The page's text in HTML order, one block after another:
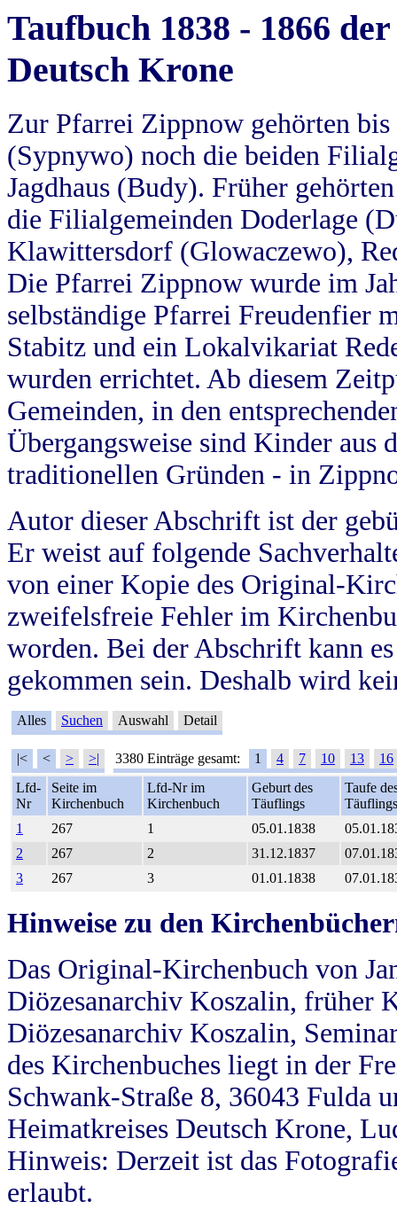
Taufbuch 1838 - 1866
Deutsch Krone
Zur Pfarrei Zippnow gehörten
(Sypnywo) noch die beiden
Jagdhaus (Budy). Früher
die Filialgemeinden Doderlage
Klawittersdorf (Glowaczewo),
Die Pfarrei Zippnow wurde im
selbständige Pfarrei Freudenfier
Stabitz und ein Lokalvikariat
wurden errichtet. Ab diesem
Gemeinden, in den
Übergangsweise sind Kinder aus
traditionellen Gründen - in
Autor dieser Abschrift ist der
Er weist auf folgende
von einer Kopie des Original-
zweifelsfreie Fehler im
worden. Bei der Abschrift kann
gekommen sein. Deshalb wird
Alles Suchen Auswahl Detail
|< < > >| 3380 Einträge gesamt: 1 4 7 10 13
16
Lfd-
Nr
Seite im
Kirchenbuch
Lfd-Nr im
Kirchenbuch
Geburt des
Täuflings
Taufe
Täuflings
1
267 1 05.01.1838
2
267 2 31.12.1837
3
267 3 01.01.1838
Hinweise zu den
Das Original-Kirchenbuch von
Diözesanarchiv Koszalin, früher
Diözesanarchiv Koszalin,
des Kirchenbuches liegt in der
Schwank-Straße 8, 36043 Fulda
Heimatkreises Deutsch Krone,
Hinweis: Derzeit ist das
erlaubt.